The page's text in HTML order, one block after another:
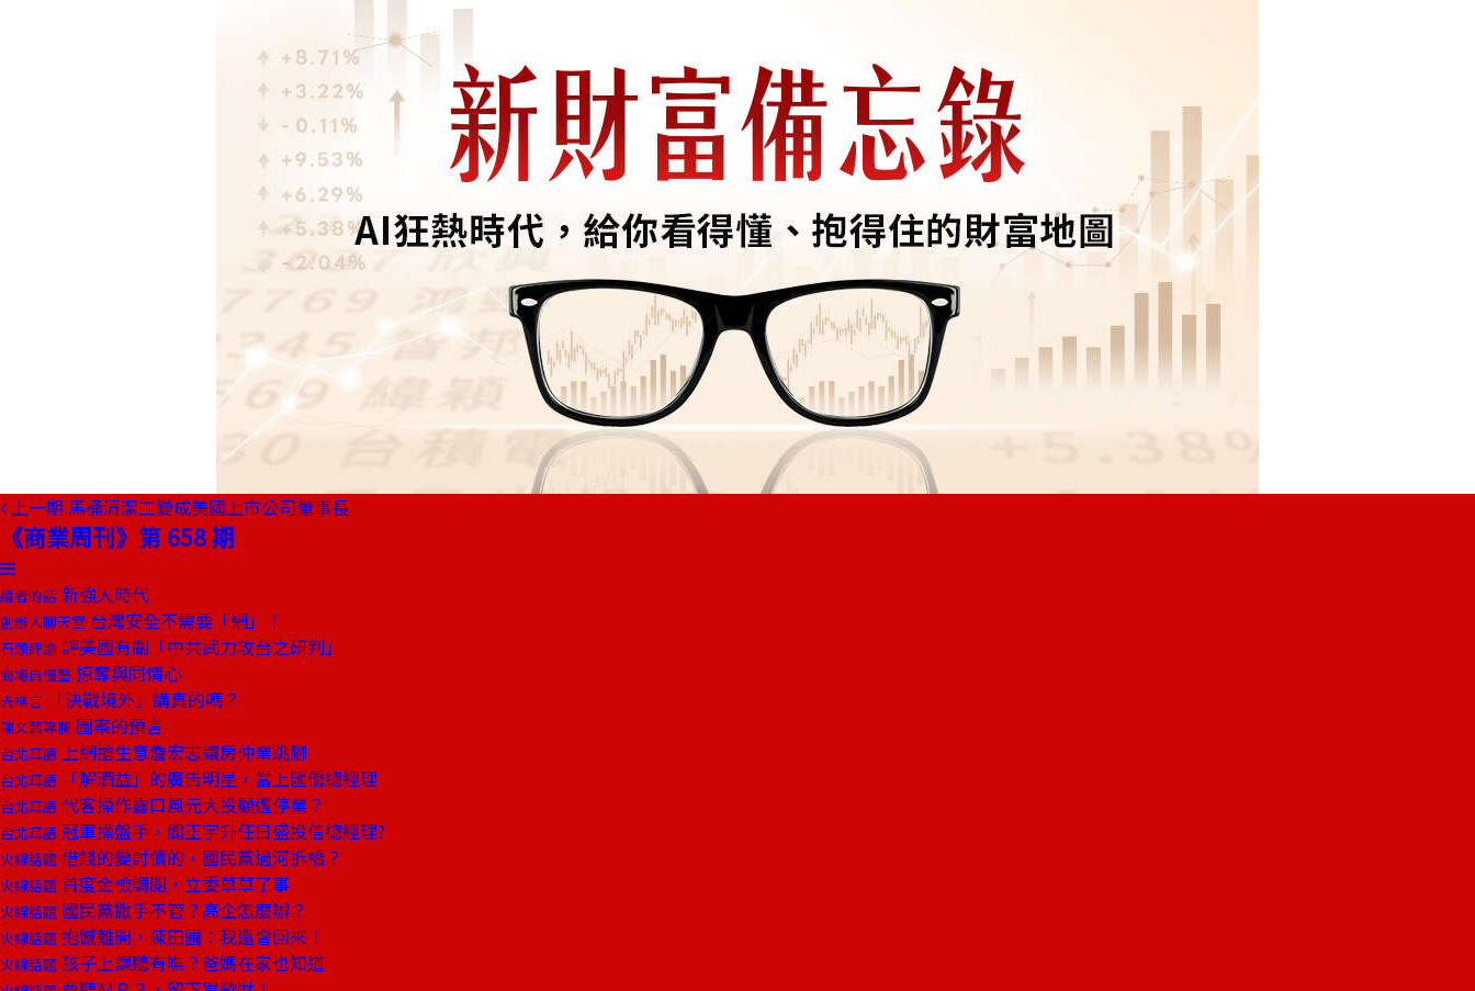
上一期 馬桶清潔工變成美國上市公司董事長
《商業周刊》第 658 期
編者的話 新強人時代
創辦人聊天室 台灣安全不需要「網」！
石頭評論 評美國有關「中共武力攻台之研判」
商場自慢塾 掠奪與同情心
去梯言 「決戰境外」講真的嗎？
陳文茜專欄 圖案的預言
台北耳語 上網搶生意詹宏志讓房仲業跳腳
台北耳語 「解酒益」的廣告明星，當上匯僑總經理
台北耳語 代客操作露口風元大投顧遭停業？
台北耳語 冠軍操盤手，閻正宇升任日盛投信總經理?
火線話題 借錢的變討債的，國民黨過河拆橋？
火線話題 首度金檢調閱，立委草草了事
火線話題 國民黨撒手不管？高企怎麼辦？
火線話題 抱憾離開，陳田圃：我還會回來！
火線話題 孩子上課聽有嘸？爸媽在家也知道